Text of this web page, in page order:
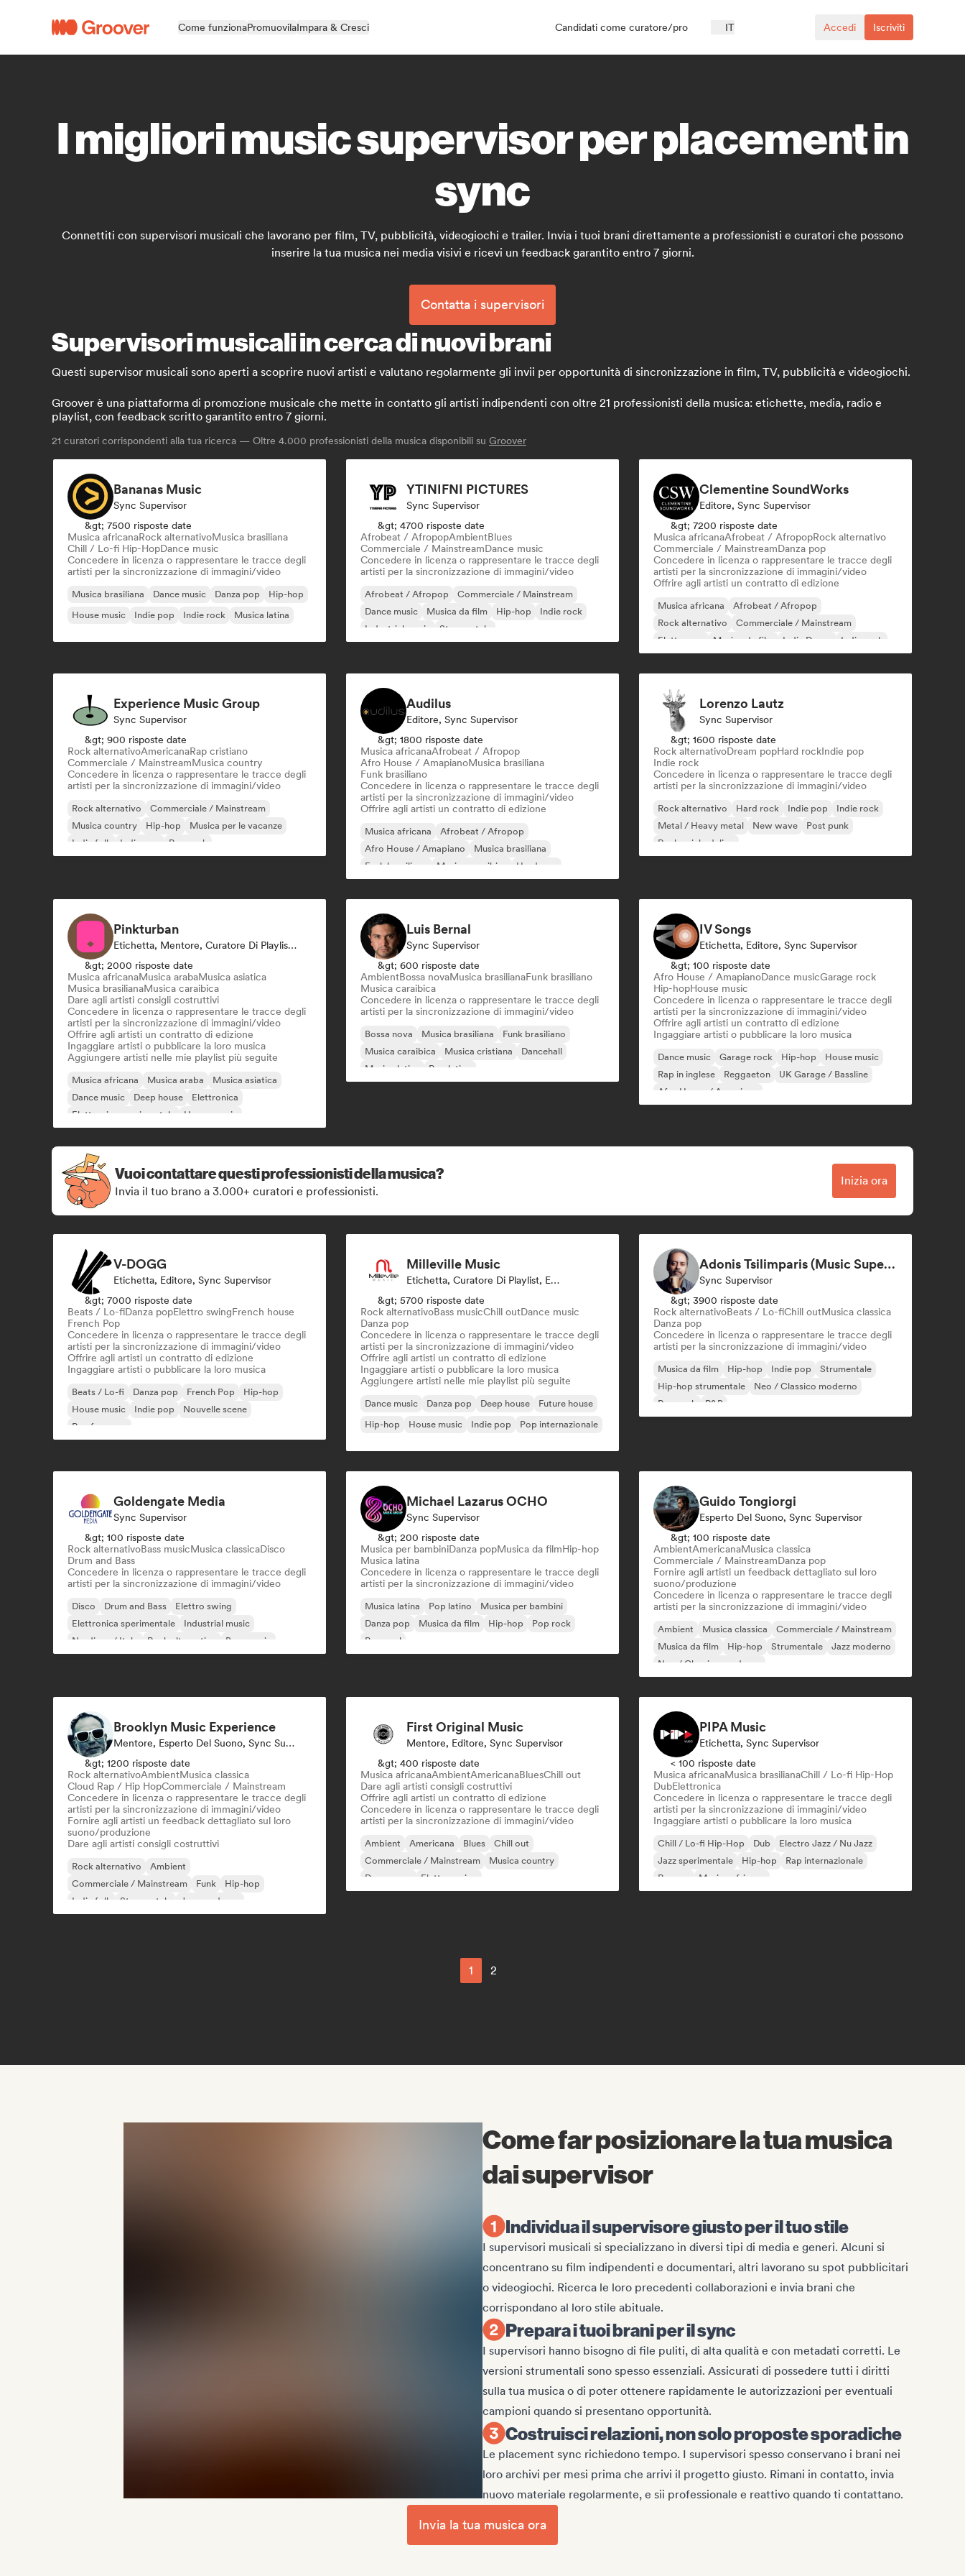
Come funzionaPromuovilaImpara & Cresci Candidati come curatore/pro IT Accedi Iscriviti
I migliori music supervisor per placement in
sync
Connettiti con supervisori musicali che lavorano per film, TV, pubblicità, videogiochi e trailer. Invia i tuoi brani direttamente a professionisti e curatori che possono
inserire la tua musica nei media visivi e ricevi un feedback garantito entro 7 giorni.
Contatta i supervisori
Supervisori musicali in cerca di nuovi brani
Questi supervisor musicali sono aperti a scoprire nuovi artisti e valutano regolarmente gli invii per opportunità di sincronizzazione in film, TV, pubblicità e videogiochi.
Groover è una piattaforma di promozione musicale che mette in contatto gli artisti indipendenti con oltre 21 professionisti della musica: etichette, media, radio e
playlist, con feedback scritto garantito entro 7 giorni.
21 curatori corrispondenti alla tua ricerca — Oltre 4.000 professionisti della musica disponibili su Groover
Bananas Music
Sync Supervisor
&gt; 7500 risposte date
Musica africanaRock alternativoMusica brasiliana
Chill / Lo-fi Hip-HopDance music
Concedere in licenza o rappresentare le tracce degli
artisti per la sincronizzazione di immagini/video
Musica brasiliana Dance music Danza pop
Hip-hop
House music
Indie pop Indie rock Musica latina
YTINIFNI PICTURES
Sync Supervisor
&gt; 4700 risposte date
Afrobeat / AfropopAmbientBlues
Commerciale / MainstreamDance music
Concedere in licenza o rappresentare le tracce degli
artisti per la sincronizzazione di immagini/video
Afrobeat / Afropop
Commerciale / Mainstream
Dance music
Musica da film Hip-hop
Indie rock
Industrial music
Strumentale
Clementine SoundWorks
Editore, Sync Supervisor
&gt; 7200 risposte date
Musica africanaAfrobeat / AfropopRock alternativo
Commerciale / MainstreamDanza pop
Concedere in licenza o rappresentare le tracce degli
artisti per la sincronizzazione di immagini/video
Offrire agli artisti un contratto di edizione
Musica africana
Afrobeat / Afropop
Rock alternativo
Commerciale / Mainstream
Elettropop
Musica da film Indie Dance Indie rock
Experience Music Group
Sync Supervisor
&gt; 900 risposte date
Rock alternativoAmericanaRap cristiano
Commerciale / MainstreamMusica country
Concedere in licenza o rappresentare le tracce degli
artisti per la sincronizzazione di immagini/video
Rock alternativo
Commerciale / Mainstream
Musica country
Hip-hop
Musica per le vacanze
Indie folk
Indie pop Pop rock
Audilus
Editore, Sync Supervisor
&gt; 1800 risposte date
Musica africanaAfrobeat / Afropop
Afro House / AmapianoMusica brasiliana
Funk brasiliano
Concedere in licenza o rappresentare le tracce degli
artisti per la sincronizzazione di immagini/video
Offrire agli artisti un contratto di edizione
Musica africana
Afrobeat / Afropop
Afro House / Amapiano
Musica brasiliana
Funk brasiliano
Musica caraibica
Hardcore
Lorenzo Lautz
Sync Supervisor
&gt; 1600 risposte date
Rock alternativoDream popHard rockIndie pop
Indie rock
Concedere in licenza o rappresentare le tracce degli
artisti per la sincronizzazione di immagini/video
Rock alternativo Hard rock Indie pop
Indie rock
Metal / Heavy metal
New wave
Post punk
Rock psichedelico
Pinkturban
Etichetta, Mentore, Curatore Di Playlist, Editore, Sync Supervisor
&gt; 2000 risposte date
Musica africanaMusica arabaMusica asiatica
Musica brasilianaMusica caraibica
Dare agli artisti consigli costruttivi
Concedere in licenza o rappresentare le tracce degli
artisti per la sincronizzazione di immagini/video
Offrire agli artisti un contratto di edizione
Ingaggiare artisti o pubblicare la loro musica
Aggiungere artisti nelle mie playlist più seguite
Musica africana Musica araba
Musica asiatica
Dance music
Deep house
Elettronica
Elettronica sperimentale
House music
Luis Bernal
Sync Supervisor
&gt; 600 risposte date
AmbientBossa novaMusica brasilianaFunk brasiliano
Musica caraibica
Concedere in licenza o rappresentare le tracce degli
artisti per la sincronizzazione di immagini/video
Bossa nova Musica brasiliana
Funk brasiliano
Musica caraibica
Musica cristiana
Dancehall
Musica latina
Pop latino
IV Songs
Etichetta, Editore, Sync Supervisor
&gt; 100 risposte date
Afro House / AmapianoDance musicGarage rock
Hip-hopHouse music
Concedere in licenza o rappresentare le tracce degli
artisti per la sincronizzazione di immagini/video
Offrire agli artisti un contratto di edizione
Ingaggiare artisti o pubblicare la loro musica
Dance music Garage rock Hip-hop
House music
Rap in inglese
Reggaeton
UK Garage / Bassline
Afro House / Amapiano
Vuoi contattare questi professionisti della musica?
Invia il tuo brano a 3.000+ curatori e professionisti.
Inizia ora
V-DOGG
Etichetta, Editore, Sync Supervisor
&gt; 7000 risposte date
Beats / Lo-fiDanza popElettro swingFrench house
French Pop
Concedere in licenza o rappresentare le tracce degli
artisti per la sincronizzazione di immagini/video
Offrire agli artisti un contratto di edizione
Ingaggiare artisti o pubblicare la loro musica
Beats / Lo-fi Danza pop French Pop
Hip-hop
House music
Indie pop
Nouvelle scene
Rap francese
Milleville Music
Etichetta, Curatore Di Playlist, Editore, Sync Supervisor
&gt; 5700 risposte date
Rock alternativoBass musicChill outDance music
Danza pop
Concedere in licenza o rappresentare le tracce degli
artisti per la sincronizzazione di immagini/video
Offrire agli artisti un contratto di edizione
Ingaggiare artisti o pubblicare la loro musica
Aggiungere artisti nelle mie playlist più seguite
Dance music Danza pop Deep house
Future house
Hip-hop
House music Indie pop Pop internazionale
Adonis Tsilimparis (Music Supervisor)
Sync Supervisor
&gt; 3900 risposte date
Rock alternativoBeats / Lo-fiChill outMusica classica
Danza pop
Concedere in licenza o rappresentare le tracce degli
artisti per la sincronizzazione di immagini/video
Musica da film Hip-hop Indie pop
Strumentale
Hip-hop strumentale
Neo / Classico moderno
Pop rock
R&B
Goldengate Media
Sync Supervisor
&gt; 100 risposte date
Rock alternativoBass musicMusica classicaDisco
Drum and Bass
Concedere in licenza o rappresentare le tracce degli
artisti per la sincronizzazione di immagini/video
Disco Drum and Bass
Elettro swing
Elettronica sperimentale
Industrial music
Nu-disco / Italo
Rock alternativo Bass music
Michael Lazarus OCHO
Sync Supervisor
&gt; 200 risposte date
Musica per bambiniDanza popMusica da filmHip-hop
Musica latina
Concedere in licenza o rappresentare le tracce degli
artisti per la sincronizzazione di immagini/video
Musica latina Pop latino
Musica per bambini
Danza pop
Musica da film Hip-hop
Pop rock
Pop soul
Guido Tongiorgi
Esperto Del Suono, Sync Supervisor
&gt; 100 risposte date
AmbientAmericanaMusica classica
Commerciale / MainstreamDanza pop
Fornire agli artisti un feedback dettagliato sul loro
suono/produzione
Concedere in licenza o rappresentare le tracce degli
artisti per la sincronizzazione di immagini/video
Ambient Musica classica
Commerciale / Mainstream
Musica da film
Hip-hop Strumentale
Jazz moderno
Neo / Classico moderno
Brooklyn Music Experience
Mentore, Esperto Del Suono, Sync Supervisor
&gt; 1200 risposte date
Rock alternativoAmbientMusica classica
Cloud Rap / Hip HopCommerciale / Mainstream
Concedere in licenza o rappresentare le tracce degli
artisti per la sincronizzazione di immagini/video
Fornire agli artisti un feedback dettagliato sul loro
suono/produzione
Dare agli artisti consigli costruttivi
Rock alternativo
Ambient
Commerciale / Mainstream
Funk
Hip-hop
Indie folk
Strumentale Jazz moderno
First Original Music
Mentore, Editore, Sync Supervisor
&gt; 400 risposte date
Musica africanaAmbientAmericanaBluesChill out
Dare agli artisti consigli costruttivi
Offrire agli artisti un contratto di edizione
Concedere in licenza o rappresentare le tracce degli
artisti per la sincronizzazione di immagini/video
Ambient Americana Blues
Chill out
Commerciale / Mainstream
Musica country
Dream pop
Elettro swing
PIPA Music
Etichetta, Sync Supervisor
< 100 risposte date
Musica africanaMusica brasilianaChill / Lo-fi Hip-Hop
DubElettronica
Concedere in licenza o rappresentare le tracce degli
artisti per la sincronizzazione di immagini/video
Ingaggiare artisti o pubblicare la loro musica
Chill / Lo-fi Hip-Hop Dub
Electro Jazz / Nu Jazz
Jazz sperimentale
Hip-hop
Rap internazionale
Reggae
Musica africana
1 2
Come far posizionare la tua musica
dai supervisor
Individua il supervisore giusto per il tuo stile
I supervisori musicali si specializzano in diversi tipi di media e generi. Alcuni si
concentrano su film indipendenti e documentari, altri lavorano su spot pubblicitari
o videogiochi. Ricerca le loro precedenti collaborazioni e invia brani che
corrispondano al loro stile abituale.
Prepara i tuoi brani per il sync
I supervisori hanno bisogno di file puliti, di alta qualità e con metadati corretti. Le
versioni strumentali sono spesso essenziali. Assicurati di possedere tutti i diritti
sulla tua musica o di poter ottenere rapidamente le autorizzazioni per eventuali
campioni quando si presentano opportunità.
Costruisci relazioni, non solo proposte sporadiche
Le placement sync richiedono tempo. I supervisori spesso conservano i brani nei
loro archivi per mesi prima che arrivi il progetto giusto. Rimani in contatto, invia
nuovo materiale regolarmente, e sii professionale e reattivo quando ti contattano.
Invia la tua musica ora